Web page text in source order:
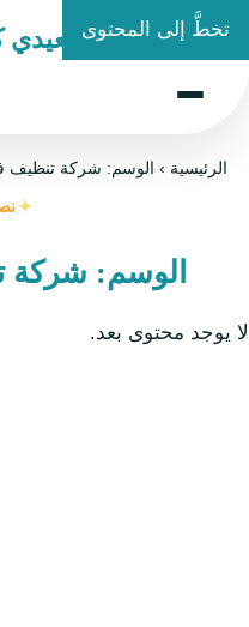
تخطَّ إلى المحتوى
شركة الصعيدي
الرئيسية ›الوسم: شركة تنظيف
الوسم: شركة
لا يوجد محتوى بعد.